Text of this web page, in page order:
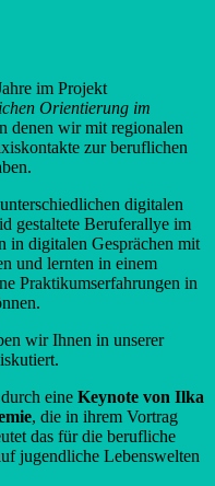
im Projekt
Orientierung im
denen wir mit regionalen
zur beruflichen
digitalen
gestaltete Beruferallye im
in digitalen Gesprächen mit
und lernten in einem
Praktikumserfahrungen in
wir Ihnen in unserer
eine Keynote von Ilka
, die in ihrem Vortrag
das für die berufliche
jugendliche Lebenswelten